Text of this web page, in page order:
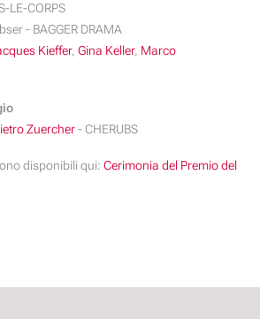
LE-CORPS
- BAGGER DRAMA
Kieffer, Gina Keller, Marco
Zuercher- CHERUBS
disponibili qui: Cerimonia del Premio del